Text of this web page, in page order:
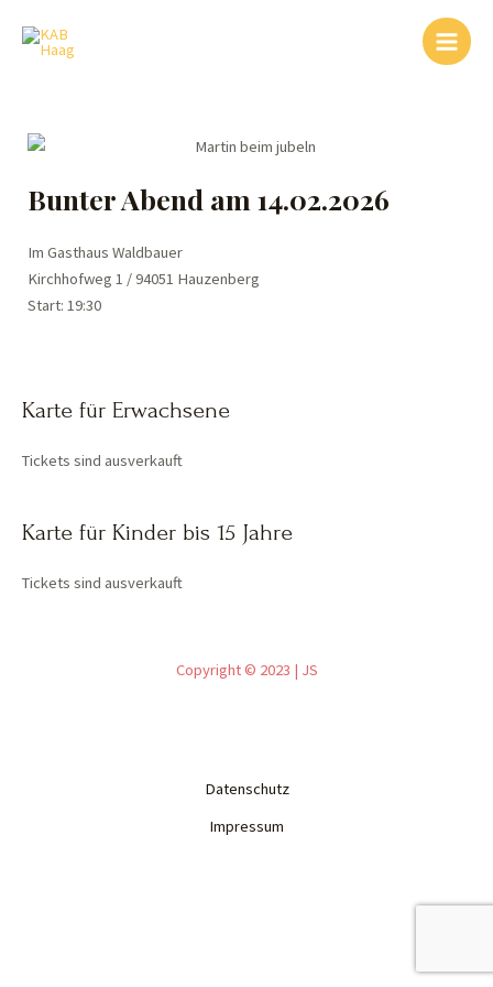
Inhalt
Main
Menu
Bunter Abend am 14.02.2026
Im Gasthaus Waldbauer
Kirchhofweg 1 / 94051 Hauzenberg
Start: 19:30
Karte für Erwachsene
Tickets sind ausverkauft
Karte für Kinder bis 15 Jahre
Tickets sind ausverkauft
Copyright © 2023 | JS
Datenschutz
Impressum